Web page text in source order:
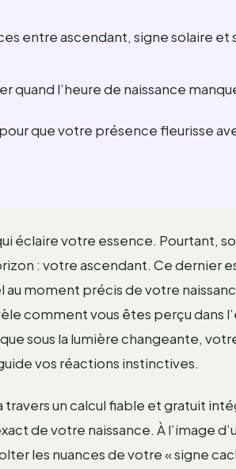
entre ascendant, signe solaire et
quand l’heure de naissance
que votre présence fleurisse
éclaire votre essence. Pourtant,
: votre ascendant. Ce dernier
au moment précis de votre
comment vous êtes perçu dans
sous la lumière changeante,
vos réactions instinctives.
un calcul fiable et gratuit
de votre naissance. À l’image
les nuances de votre « signe